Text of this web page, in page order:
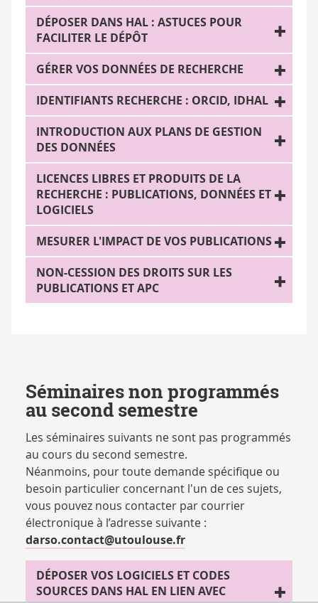
DÉPOSER DANS HAL : ASTUCES POUR
FACILITER LE DÉPÔT
GÉRER VOS DONNÉES DE RECHERCHE
IDENTIFIANTS RECHERCHE : ORCID, IDHAL
INTRODUCTION AUX PLANS DE GESTION
DES DONNÉES
LICENCES LIBRES ET PRODUITS DE LA
RECHERCHE : PUBLICATIONS, DONNÉES ET
LOGICIELS
MESURER L'IMPACT DE VOS PUBLICATIONS
NON-CESSION DES DROITS SUR LES
PUBLICATIONS ET APC
Séminaires non programmés
au second semestre
Les séminaires suivants ne sont pas programmés
au cours du second semestre.
Néanmoins, pour toute demande spécifique ou
besoin particulier concernant l'un de ces sujets,
vous pouvez nous contacter par courrier
électronique à l’adresse suivante :
darso.contact@utoulouse.fr
DÉPOSER VOS LOGICIELS ET CODES
SOURCES DANS HAL EN LIEN AVEC